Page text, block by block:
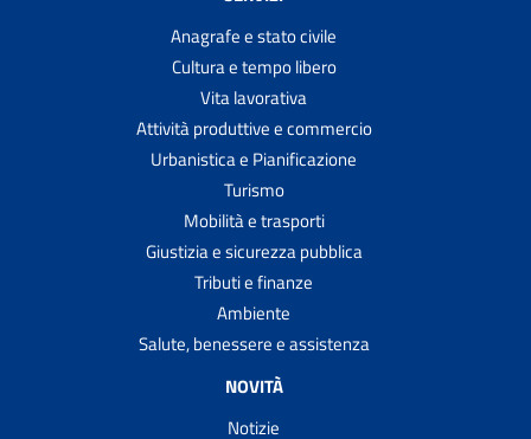
Anagrafe e stato civile
Cultura e tempo libero
Vita lavorativa
Attività produttive e commercio
Urbanistica e Pianificazione
Turismo
Mobilità e trasporti
Giustizia e sicurezza pubblica
Tributi e finanze
Ambiente
Salute, benessere e assistenza
NOVITÀ
Notizie